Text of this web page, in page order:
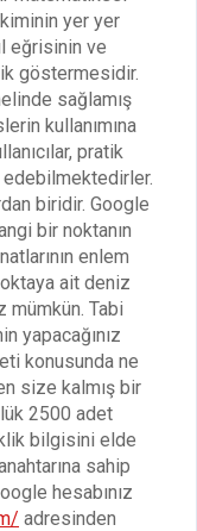
yer yer
eğrisinin ve
göstermesidir.
sağlamış
kullanımına
pratik
edebilmektedirler.
biridir. Google
bir noktanın
enlem
ait deniz
Tabi
yapacağınız
konusunda ne
size kalmış bir
2500 adet
bilgisini elde
sahip
hesabınız
adresinden